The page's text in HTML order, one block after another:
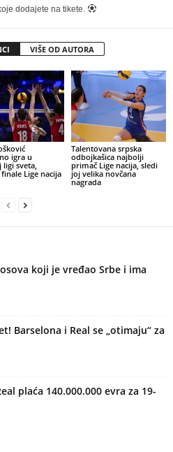
dodajete na tikete.
VIŠE OD AUTORA
igra u
sveta,
Lige nacija
Talentovana srpska
odbojkašica najbolji
primač Lige nacija, sledi
joj velika novčana
nagrada
koji je vređao Srbe i ima
Barselona i Real se „otimaju“ za
plaća 140.000.000 evra za 19-